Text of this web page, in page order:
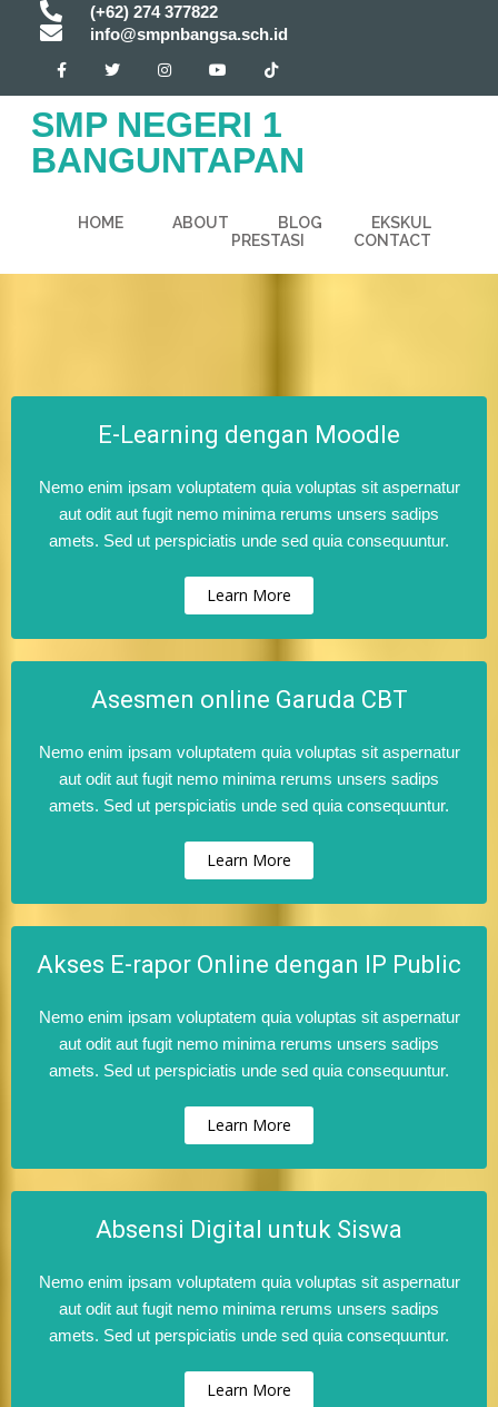
(+62) 274 377822
info@smpnbangsa.sch.id
SMP NEGERI 1
BANGUNTAPAN
HOME ABOUT BLOG
EKSKUL
PRESTASI
CONTACT
E-Learning dengan Moodle
Nemo enim ipsam voluptatem quia voluptas sit aspernatur
aut odit aut fugit nemo minima rerums unsers sadips
amets. Sed ut perspiciatis unde sed quia consequuntur.
Learn More
Asesmen online Garuda CBT
Nemo enim ipsam voluptatem quia voluptas sit aspernatur
aut odit aut fugit nemo minima rerums unsers sadips
amets. Sed ut perspiciatis unde sed quia consequuntur.
Learn More
Akses E-rapor Online dengan IP Public
Nemo enim ipsam voluptatem quia voluptas sit aspernatur
aut odit aut fugit nemo minima rerums unsers sadips
amets. Sed ut perspiciatis unde sed quia consequuntur.
Learn More
Absensi Digital untuk Siswa
Nemo enim ipsam voluptatem quia voluptas sit aspernatur
aut odit aut fugit nemo minima rerums unsers sadips
amets. Sed ut perspiciatis unde sed quia consequuntur.
Learn More